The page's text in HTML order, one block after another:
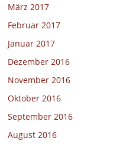
März 2017
Februar 2017
Januar 2017
Dezember 2016
November 2016
Oktober 2016
September 2016
August 2016